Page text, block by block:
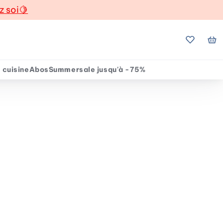
soi🍋
Mes
cuisineAbosSummersale jusqu'à -75%